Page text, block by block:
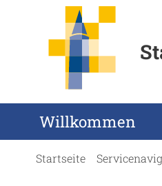
Willkommen
Startseite